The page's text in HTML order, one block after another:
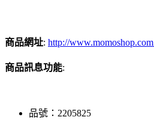
商品網址: http://
商品訊息功能:
品號：2205825